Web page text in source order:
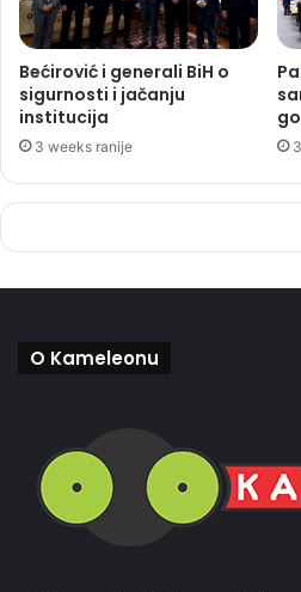
Bećirović i generali BiH o
sigurnosti i jačanju
institucija
3 weeks ranije
O Kameleonu